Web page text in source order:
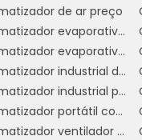
de ar preço
Climatizador evaporativo de ar
Climatizador evaporativo para academia
Climatizador industrial de parede
Climatizador industrial portátil
Climatizador portátil com água
Climatizador ventilador umidificador de parede a água